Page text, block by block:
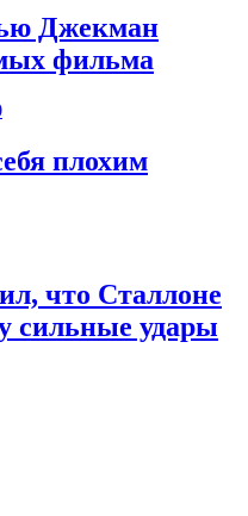
Джекман
фильма
плохим
что Сталлоне
сильные удары